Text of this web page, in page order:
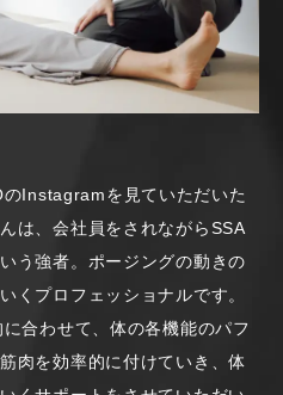
Instagramを見ていただいた
は、会社員をされながらSSA
う強者。ポージングの動きの
くプロフェッショナルです。
合わせて、体の各機能のパフ
肉を効率的に付けていき、体